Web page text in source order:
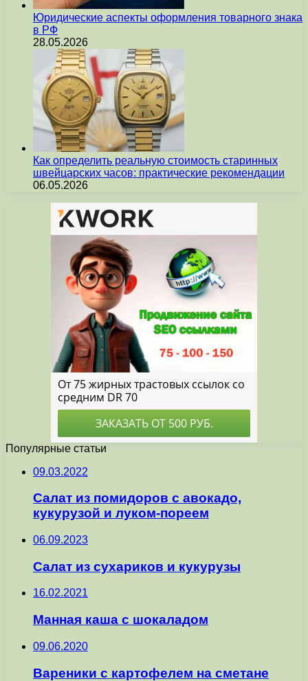
Юридические аспекты оформления товарного знака
в РФ
28.05.2026
Как определить реальную стоимость старинных
швейцарских часов: практические рекомендации
06.05.2026
Популярные статьи
09.03.2022
Салат из помидоров с авокадо,
кукурузой и луком-пореем
06.09.2023
Салат из сухариков и кукурузы
16.02.2021
Манная каша с шокаладом
09.06.2020
Вареники с картофелем на сметане